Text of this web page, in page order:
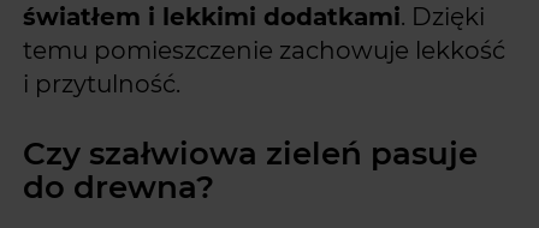
światłem i lekkimi dodatkami. Dzięki
temu pomieszczenie zachowuje lekkość
i przytulność.
Czy szałwiowa zieleń pasuje
do drewna?